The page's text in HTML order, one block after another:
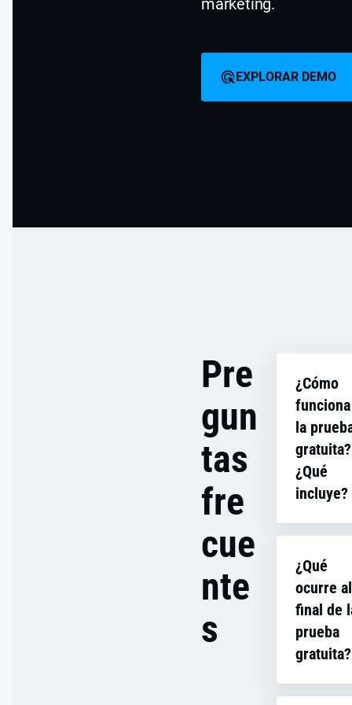
EXPLORAR DEMO
Pre
gun
tas
fre
cue
nte
s
¿Cómo
funciona
la
gratuita?
¿Qué
incluye?
gratuita
CMP,
acceso
a todas
funciones
premium
¿Qué
ocurre al
final de
prueba
gratuita?